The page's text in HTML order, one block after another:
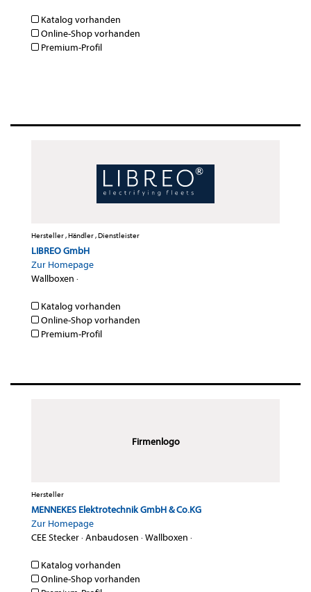
Katalog vorhanden
Online-Shop vorhanden
Premium-Profil
Hersteller , Händler , Dienstleister
LIBREO GmbH
Zur Homepage
Wallboxen ·
Katalog vorhanden
Online-Shop vorhanden
Premium-Profil
Firmenlogo
Hersteller
MENNEKES Elektrotechnik GmbH & Co.KG
Zur Homepage
CEE Stecker·Anbaudosen ·Wallboxen ·
Katalog vorhanden
Online-Shop vorhanden